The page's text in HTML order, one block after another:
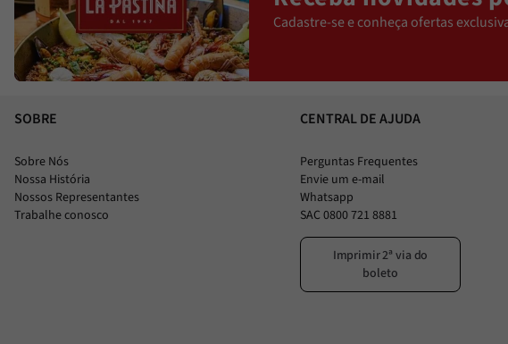
Cadastre-se e conheça ofertas
SOBRE
Sobre Nós
Nossa História
Nossos Representantes
Trabalhe conosco
CENTRAL DE AJUDA
Perguntas Frequentes
Envie um e-mail
Whatsapp
SAC 0800 721 8881
Imprimir 2ª via do
boleto